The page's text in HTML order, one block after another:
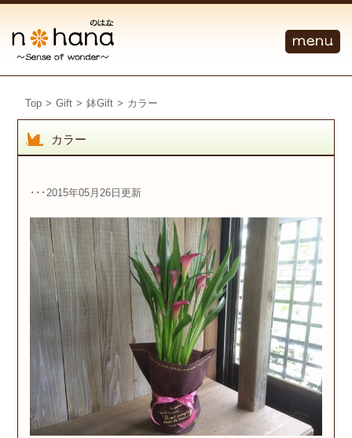
Top > Gift > 鉢Gift > カラー
カラー
･･･2015年05月26日更新